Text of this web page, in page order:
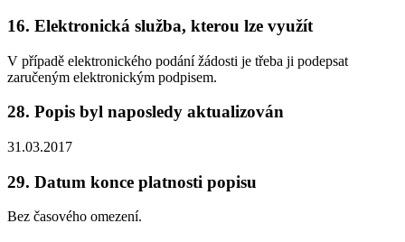
16. Elektronická služba, kterou lze využít
V případě elektronického podání žádosti je třeba ji podepsat
zaručeným elektronickým podpisem.
28. Popis byl naposledy aktualizován
31.03.2017
29. Datum konce platnosti popisu
Bez časového omezení.